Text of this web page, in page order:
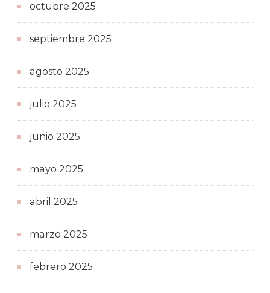
octubre 2025
septiembre 2025
agosto 2025
julio 2025
junio 2025
mayo 2025
abril 2025
marzo 2025
febrero 2025